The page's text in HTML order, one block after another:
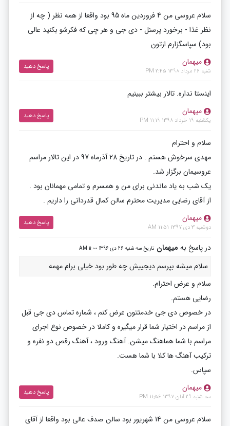
سلام عروسی من 4 فروردین ماه 95 بود واقعا از همه نظر ( چه از
نظر غذا - برخورد پرسنل - دی جی و هر چی که فکرشو بکنید عالی
بود) سپاسگزارم ازتون
میهمان
شنبه 26 مرداد 1398 2:45 PM
پاسخ دهید
اینستا نداره. تالار بیشتر ببینیم
میهمان
یکشنبه 19 خرداد 1398 11:19 PM
پاسخ دهید
سلام و احترام
مهدی سرخوش هستم . در تاریخ 28 آذرماه 97 در این تالار مراسم
عروسیمان برگزار شد.
یک شب به یاد ماندنی برای من و همسرم و تمامی مهمانان بود .
از آقای رضایی مدیریت محترم سالن کمال قدردانی را داریم .
میهمان
دوشنبه 3 دی 1397 11:51 AM
پاسخ دهید
در پاسخ به میهمان تاریخ سه شنبه 26 دی 1396 11:00 AM
سلام میشه بپرسم دیجییش چه طور بود خیلی برام مهمه
سلام و عرض احترام.
رضایی هستم.
در خصوص دی جی خدمتتون عرض کنم ، شماره تماس دی جی قبل
از مراسم در اختیار شما قرار میگیره و کاملا در خصوص نوع اجرای
مراسم با شما هماهنگ میشن. آهنگ ورود ، آهنگ رقص دو نفره و
ترکیب آهنگ ها کلا با شما هست.
سپاس.
میهمان
سه شنبه 29 آبان 1397 11:56 PM
پاسخ دهید
سلام عروسی من 14 شهریور بود سالن صدف عالی بود واقعا از آقای